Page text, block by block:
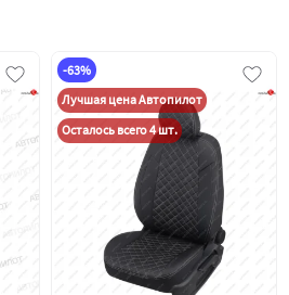
-63%
Лучшая цена Автопилот
Осталось всего 4 шт.